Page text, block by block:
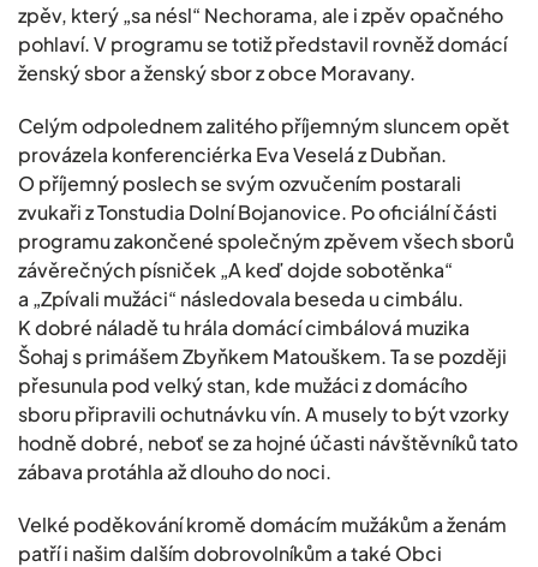
zpěv, který „sa nésl“ Nechorama, ale i zpěv opačného
pohlaví. V programu se totiž představil rovněž domácí
ženský sbor a ženský sbor z obce Moravany.
Celým odpolednem zalitého příjemným sluncem opět
provázela konferenciérka Eva Veselá z Dubňan.
O příjemný poslech se svým ozvučením postarali
zvukaři z Tonstudia Dolní Bojanovice. Po oficiální části
programu zakončené společným zpěvem všech sborů
závěrečných písniček „A keď dojde sobotěnka“
a „Zpívali mužáci“ následovala beseda u cimbálu.
K dobré náladě tu hrála domácí cimbálová muzika
Šohaj s primášem Zbyňkem Matouškem. Ta se později
přesunula pod velký stan, kde mužáci z domácího
sboru připravili ochutnávku vín. A musely to být vzorky
hodně dobré, neboť se za hojné účasti návštěvníků tato
zábava protáhla až dlouho do noci.
Velké poděkování kromě domácím mužákům a ženám
patří i našim dalším dobrovolníkům a také Obci